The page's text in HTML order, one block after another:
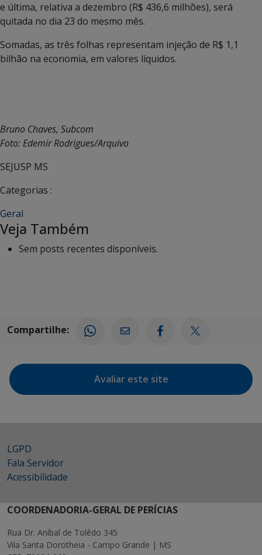
e última, relativa a dezembro (R$ 436,6 milhões), será
quitada no dia 23 do mesmo mês.
Somadas, as três folhas representam injeção de R$ 1,1
bilhão na economia, em valores líquidos.
Bruno Chaves, Subcom
Foto: Edemir Rodrigues/Arquivo
SEJUSP MS
Categorias :
Geral
Veja Também
Sem posts recentes disponíveis.
Compartilhe:
Avaliar este site
LGPD
Fala Servidor
Acessibilidade
COORDENADORIA-GERAL DE PERÍCIAS
Rua Dr. Aníbal de Tolêdo 345
Vila Santa Dorotheia - Campo Grande | MS